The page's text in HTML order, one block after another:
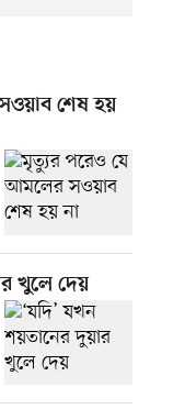
শেষ হয়
খুলে দেয়